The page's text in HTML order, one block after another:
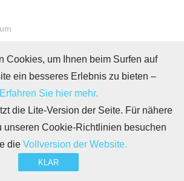
Wie Sie im deutschen
die besten Köpfe gewinnen
NÜTZLICHES
Cookies, um Ihnen beim Surfen auf
ein besseres Erlebnis zu bieten –
Erfahren Sie hier mehr.
die Lite-Version der Seite. Für nähere
unseren Cookie-Richtlinien besuchen
die Vollversion der Website.
KLAR